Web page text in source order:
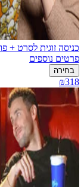
כניסה זוגית לסרט +
פרטים נוספים
בחירה
₪318